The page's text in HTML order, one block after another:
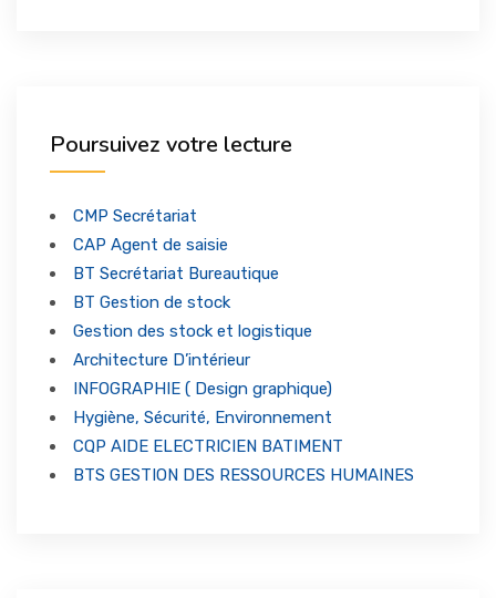
Notre Actualité
CONTACT
Poursuivez votre lecture
CMP Secrétariat
CAP Agent de saisie
BT Secrétariat Bureautique
BT Gestion de stock
Gestion des stock et logistique
Architecture D’intérieur
INFOGRAPHIE ( Design graphique)
Hygiène, Sécurité, Environnement
CQP AIDE ELECTRICIEN BATIMENT
BTS GESTION DES RESSOURCES HUMAINES